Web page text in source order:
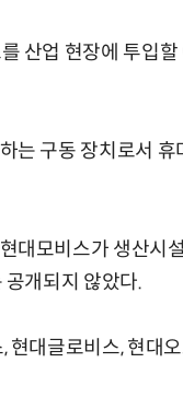
산업 현장에 투입
는 구동 장치로서
대모비스가 생산시
공개되지 않았다.
현대글로비스, 현대